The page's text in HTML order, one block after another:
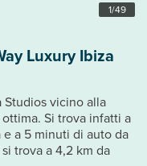
1/49
Luxury Ibiza
Studios vicino alla
Si trova infatti a
a 5 minuti di auto da
trova a 4,2 km da